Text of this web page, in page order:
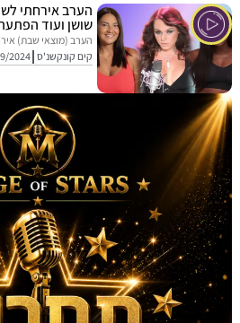
הערב אירחתי לשיחה
שושן ועוד הפתעה
הערב (מוצאי שבת) אירחתי
קים קונקשנ'ס 07/09/2024